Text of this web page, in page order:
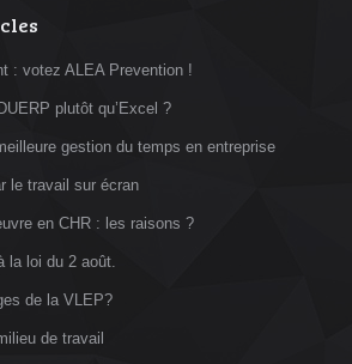
: votez ALEA Prevention !
plutôt qu’Excel ?
gestion du temps en entreprise
le travail sur écran
en CHR : les raisons ?
la loi du 2 août.
de la VLEP?
de travail